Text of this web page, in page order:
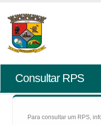
Consultar RPS
Para consultar um RPS,